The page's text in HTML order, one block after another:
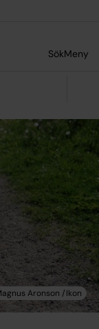
SökMeny